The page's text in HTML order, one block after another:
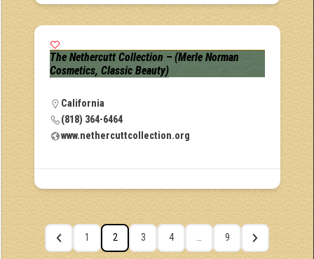
The Nethercutt Collection – (Merle Norman
Cosmetics, Classic Beauty)
California
(818) 364-6464
www.nethercuttcollection.org
1 2 3 4 … 9